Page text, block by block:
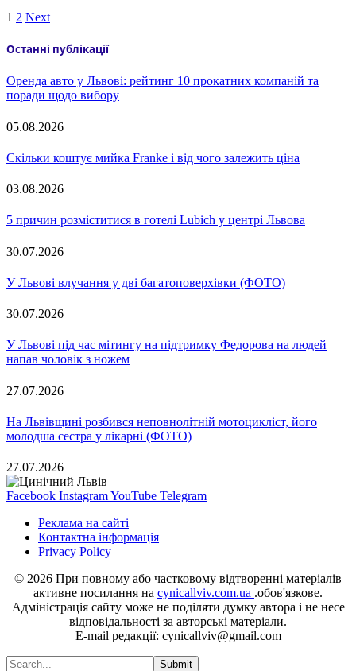
1 2 Next
Останні публікації
Оренда авто у Львові: рейтинг 10 прокатних компаній та
поради щодо вибору
05.08.2026
Скільки коштує мийка Franke і від чого залежить ціна
03.08.2026
5 причин розміститися в готелі Lubich у центрі Львова
30.07.2026
У Львові влучання у дві багатоповерхівки (ФОТО)
30.07.2026
У Львові під час мітингу на підтримку Федорова на людей
напав чоловік з ножем
27.07.2026
На Львівщині розбився неповнолітній мотоцикліст, його
молодша сестра у лікарні (ФОТО)
27.07.2026
Facebook InstagramYouTube Telegram
Реклама на сайті
Контактна інформація
Privacy Policy
© 2026 При повному або частковому відтворенні матеріалів
активне посилання на cynicallviv.com.ua .обов'язкове.
Адміністрація сайту може не поділяти думку автора і не несе
відповідальності за авторські матеріали.
E-mail редакції: cynicallviv@gmail.com
Submit